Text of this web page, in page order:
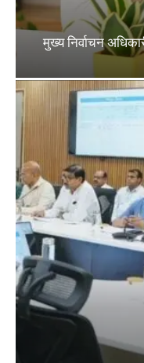
मुख्य निर्वाचन